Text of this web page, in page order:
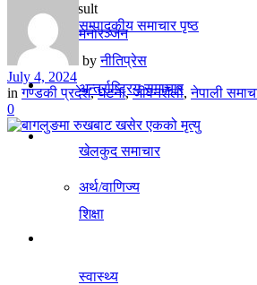
मनाेरञ्जन
राजनीति
अर्थ/वाणिज्य
अर्थ/वाणिज्य
सम्पादकीय समाचार पृष्ठ
अन्तर्राष्ट्रिय समाचार
खेलकुद समाचार
शिक्षा
स्वास्थ्य
View All Result
by नीतिप्रेस
July 4, 2024
in गण्डकी प्रदेश,घटना,जीवनशैली,नेपाली
0